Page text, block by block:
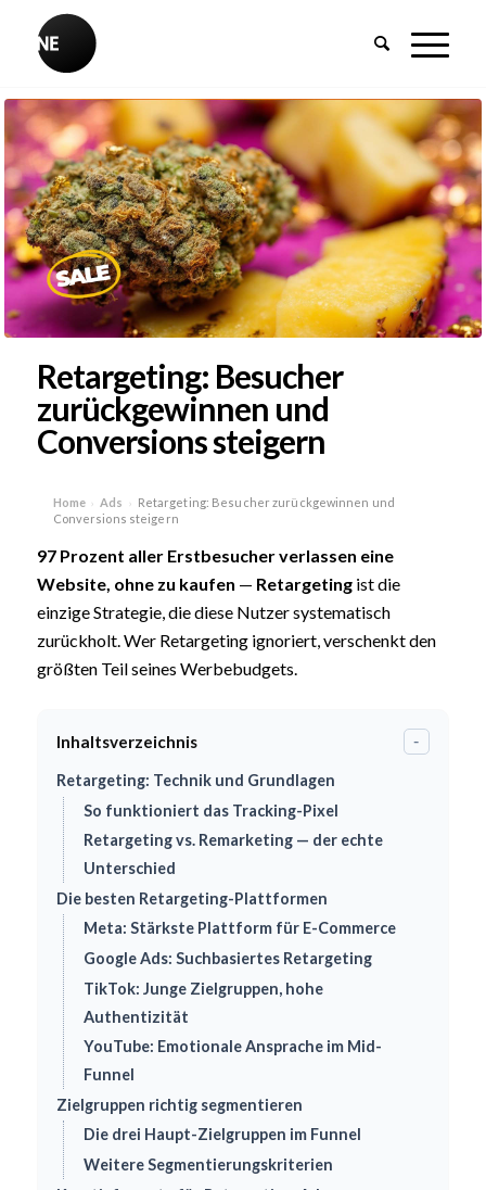
Retargeting: Besucher
zurückgewinnen und
Conversions steigern
Home › Ads › Retargeting: Besucher zurückgewinnen und
Conversions steigern
97 Prozent aller Erstbesucher verlassen eine
Website, ohne zu kaufen — Retargetingist die
einzige Strategie, die diese Nutzer systematisch
zurückholt. Wer Retargeting ignoriert, verschenkt den
größten Teil seines Werbebudgets.
Inhaltsverzeichnis -
Retargeting: Technik und Grundlagen
So funktioniert das Tracking-Pixel
Retargeting vs. Remarketing — der echte
Unterschied
Die besten Retargeting-Plattformen
Meta: Stärkste Plattform für E-Commerce
Google Ads: Suchbasiertes Retargeting
TikTok: Junge Zielgruppen, hohe
Authentizität
YouTube: Emotionale Ansprache im Mid-
Funnel
Zielgruppen richtig segmentieren
Die drei Haupt-Zielgruppen im Funnel
Weitere Segmentierungskriterien